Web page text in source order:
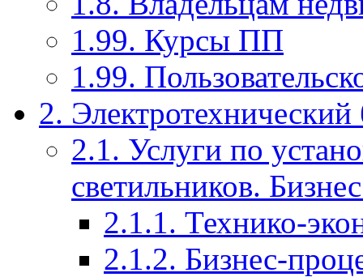
1.99. Курсы ПП
1.99.
2. Электротехнический
2.1. Услуги по
светильников.
2.1.1. Технико-
2.1.2. Бизнес-